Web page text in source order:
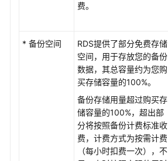
据
费。
* 备份空间
RDS提供了部分免费存储
空间，用于存放您的备份
数据，其总容量约为您购
买存储容量的100%。
备份存储用量超过购买存
储容量的100%，超出部
分将按照备份计费标准收
费，计费方式为按需计费
（每小时扣费一次），不